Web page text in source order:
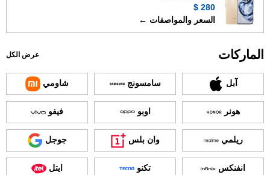
280 $
السعر والمواصفات ←
الماركات عرض الكل
آبل سامسونج شاومي
هونر اوبو فيفو
ريلمي وان بلس جوجل
انفنكس تكنو ايتل